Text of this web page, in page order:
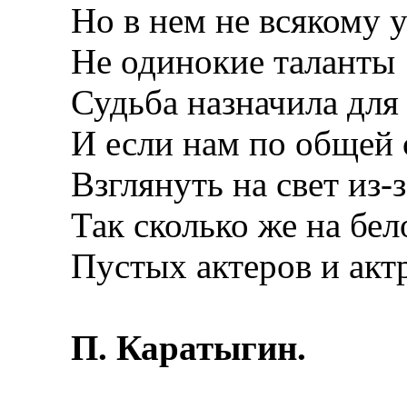
Но в нем не всякому
Не одинокие таланты
Судьба назначила для
И если нам по общей
Взглянуть на свет из-
Так сколько же на
Пустых актеров и
П. Каратыгин.